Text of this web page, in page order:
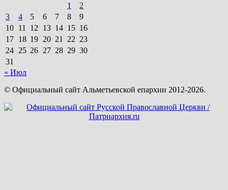
1
2
3
4 5 6 7 8
9
10 11 12 13 14 15 16
17 18 19 20 21 22 23
24 25 26 27 28 29 30
31
« Июл
© Официальный сайт Альметьевской епархии 2012-2026.